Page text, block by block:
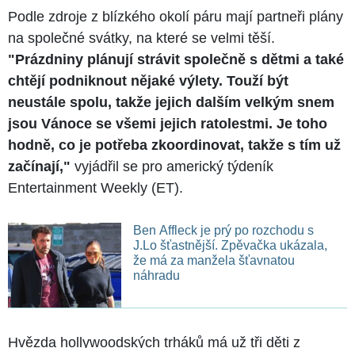
Podle zdroje z blízkého okolí páru mají partneři plány
na společné svátky, na které se velmi těší.
"Prázdniny plánují strávit společně s dětmi a také
chtějí podniknout nějaké výlety. Touží být
neustále spolu, takže jejich dalším velkým snem
jsou Vánoce se všemi jejich ratolestmi. Je toho
hodně, co je potřeba zkoordinovat, takže s tím už
začínají," vyjádřil se pro americký týdeník
Entertainment Weekly (ET).
Ben Affleck je prý po rozchodu s
J.Lo šťastnější. Zpěvačka ukázala,
že má za manžela šťavnatou
náhradu
Hvězda hollywoodských trháků má už tři děti z